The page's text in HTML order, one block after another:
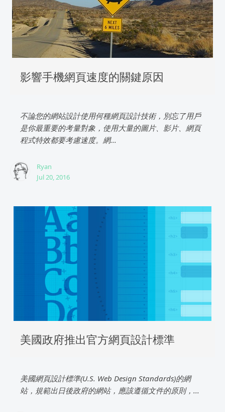
影響手機網頁速度的關鍵原因
不論您的網站設計使用何種網頁設計技術，別忘了用戶
是你最重要的考量對象，使用大量的圖片、影片、網頁
程式特效都要考慮速度。網...
Ryan
Jul 20, 2016
美國政府推出官方網頁設計標準
美國網頁設計標準(U.S. Web Design Standards)的網
站，規範出日後政府的網站，應該遵循文件的原則，...